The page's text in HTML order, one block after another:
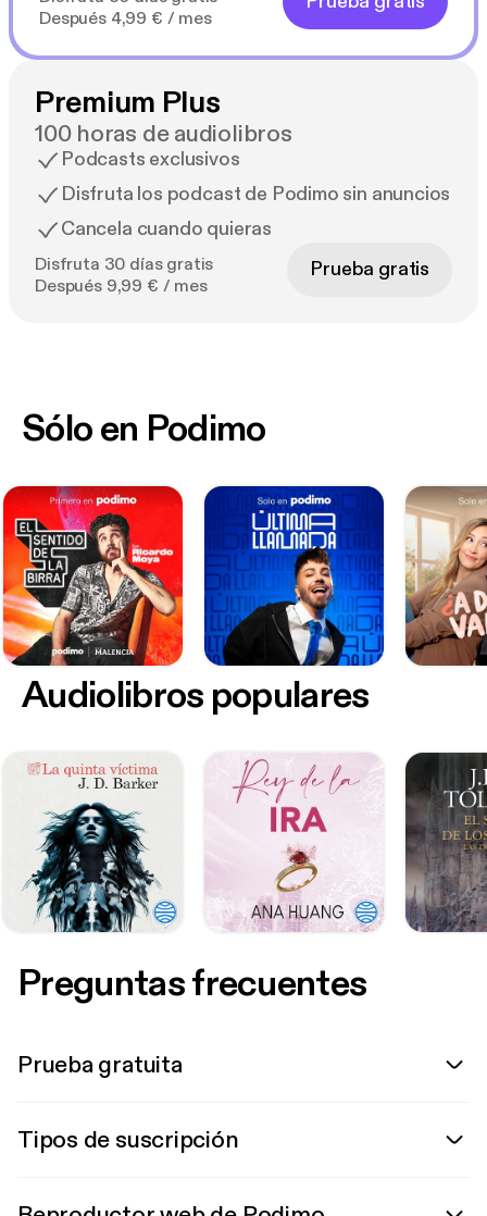
Después 4,99 € / mes
Premium Plus
100 horas de audiolibros
Podcasts exclusivos
Disfruta los podcast de Podimo sin anuncios
Cancela cuando quieras
Disfruta 30 días gratis
Después 9,99 € / mes
Prueba gratis
Sólo en Podimo
Audiolibros populares
Preguntas frecuentes
Prueba gratuita
Tipos de suscripción